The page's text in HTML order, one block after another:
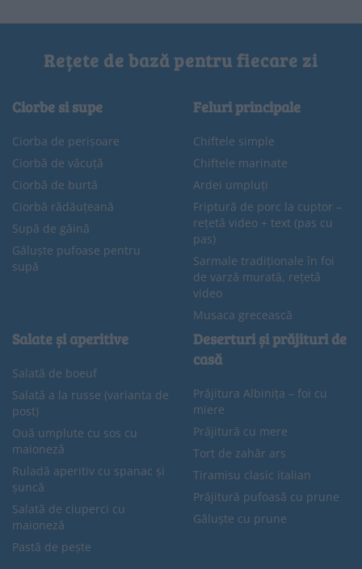
Rețete de bază pentru fiecare zi
Ciorbe si supe
Ciorba de perișoare
Ciorbă de văcuță
Ciorbă de burtă
Ciorbă rădăuțeană
Supă de găină
Găluște pufoase pentru
supă
Feluri principale
Chiftele simple
Chiftele marinate
Ardei umpluți
Friptură de porc la cuptor –
rețetă video + text (pas cu
pas)
Sarmale tradiționale în foi
de varză murată, rețetă
video
Musaca grecească
Salate și aperitive
Salată de boeuf
Salată a la russe (varianta de
post)
Ouă umplute cu sos cu
maioneză
Ruladă aperitiv cu spanac și
șuncă
Salată de ciuperci cu
maioneză
Pastă de pește
Deserturi și prăjituri de
casă
Prăjitura Albinița – foi cu
miere
Prăjitură cu mere
Tort de zahăr ars
Tiramisu clasic italian
Prăjitură pufoasă cu prune
Găluște cu prune